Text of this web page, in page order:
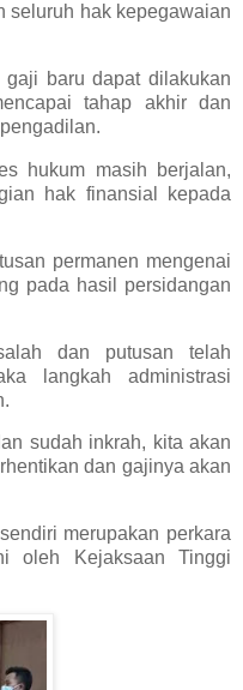
seluruh hak kepegawaian
gaji baru dapat dilakukan
tahap akhir dan
hukum masih berjalan,
hak finansial kepada
permanen mengenai
pada hasil persidangan
dan putusan telah
langkah administrasi
sudah inkrah, kita akan
dan gajinya akan
merupakan perkara
oleh Kejaksaan Tinggi